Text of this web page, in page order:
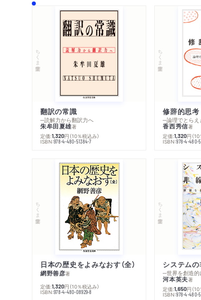
ちくま学芸文庫
翻訳の常識
─読解力から翻訳力へ
朱牟田夏雄著
定価:1,320円 （10％税込み）
ISBN:978-4-480-51384-7
ちくま学芸文庫
修辞的思考
─論理でとら
香西秀信著
定価:1,320円 （
ISBN:978-4-480-
ちくま学芸文庫
日本の歴史をよみなおす（全）
網野善彦著
定価:1,320円 （10％税込み）
ISBN:978-4-480-08929-8
ちくま学芸文庫
システム
─世界を創造的
河本英夫著
定価:1,650円 （
ISBN:978-4-480-